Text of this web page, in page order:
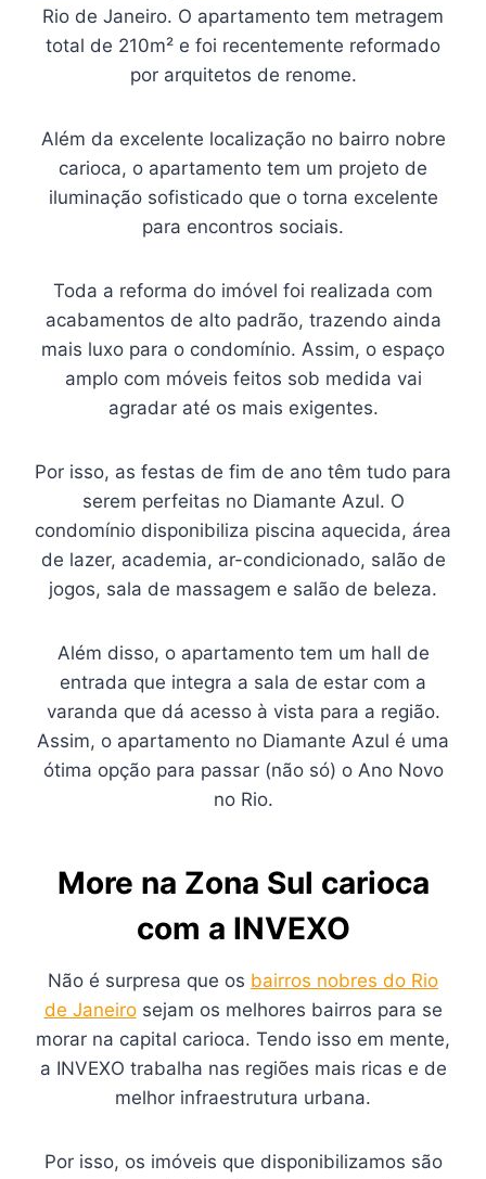
Rio de Janeiro. O apartamento tem metragem
total de 210m² e foi recentemente reformado
por arquitetos de renome.
Além da excelente localização no bairro nobre
carioca, o apartamento tem um projeto de
iluminação sofisticado que o torna excelente
para encontros sociais.
Toda a reforma do imóvel foi realizada com
acabamentos de alto padrão, trazendo ainda
mais luxo para o condomínio. Assim, o espaço
amplo com móveis feitos sob medida vai
agradar até os mais exigentes.
Por isso, as festas de fim de ano têm tudo para
serem perfeitas no Diamante Azul. O
condomínio disponibiliza piscina aquecida, área
de lazer, academia, ar-condicionado, salão de
jogos, sala de massagem e salão de beleza.
Além disso, o apartamento tem um hall de
entrada que integra a sala de estar com a
varanda que dá acesso à vista para a região.
Assim, o apartamento no Diamante Azul é uma
ótima opção para passar (não só) o Ano Novo
no Rio.
More na Zona Sul carioca
com a INVEXO
Não é surpresa que os bairros nobres do Rio
de Janeirosejam os melhores bairros para se
morar na capital carioca. Tendo isso em mente,
a INVEXO trabalha nas regiões mais ricas e de
melhor infraestrutura urbana.
Por isso, os imóveis que disponibilizamos são